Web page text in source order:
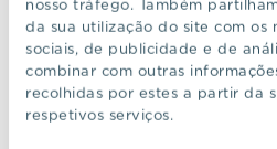
nosso tráfego. Também
da sua utilização do site com os
sociais, de publicidade e de
combinar com outras
recolhidas por estes a partir da
respetivos serviços.
CONTINUAR A NAVEGAR